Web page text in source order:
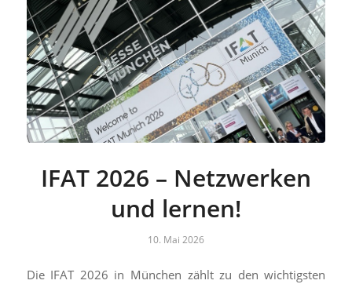
IFAT 2026 – Netzwerken
und lernen!
10. Mai 2026
Die IFAT 2026 in München zählt zu den wichtigsten